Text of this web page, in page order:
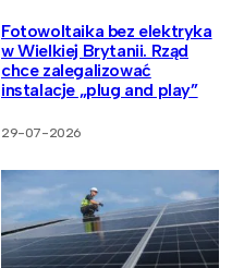
Fotowoltaika bez elektryka
w Wielkiej Brytanii. Rząd
chce zalegalizować
instalacje „plug and play”
29-07-2026